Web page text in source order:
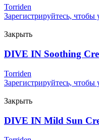
Torriden
Зарегистрируйтесь, чтобы
Закрыть
DIVE IN Soothing
Torriden
Зарегистрируйтесь, чтобы
Закрыть
DIVE IN Mild Sun